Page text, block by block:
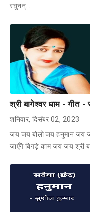
रघुनन्…
श्री बागेश्वर धाम - गीत -
शनिवार, दिसंबर 02, 2023
जय जय बोलो जय हनुमान जय
जाएँगे बिगड़े काम जय जय श्री